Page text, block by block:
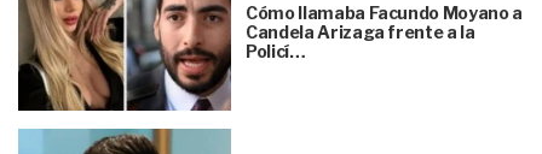
Cómo llamaba Facundo Moyano a
Candela Arizaga frente a la
Policí…